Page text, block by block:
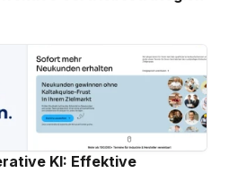
KI: Effektive